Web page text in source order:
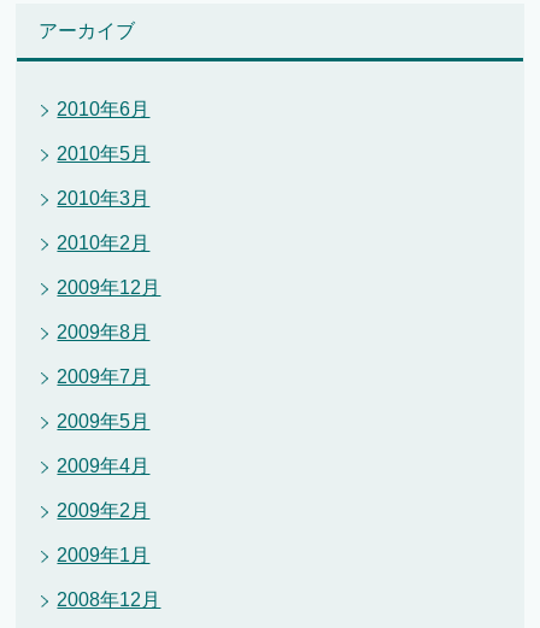
アーカイブ
2010年6月
2010年5月
2010年3月
2010年2月
2009年12月
2009年8月
2009年7月
2009年5月
2009年4月
2009年2月
2009年1月
2008年12月